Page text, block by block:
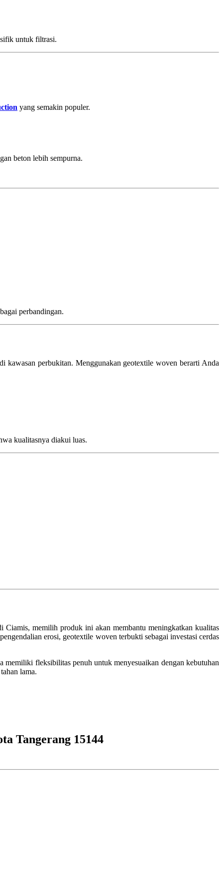
untuk filtrasi.
yang semakin populer.
beton lebih sempurna.
perbandingan.
kawasan perbukitan. Menggunakan geotextile woven berarti Anda
kualitasnya diakui luas.
Ciamis, memilih produk ini akan membantu meningkatkan kualitas
erosi, geotextile woven terbukti sebagai investasi cerdas
memiliki fleksibilitas penuh untuk menyesuaikan dengan kebutuhan
lama.
Tangerang 15144